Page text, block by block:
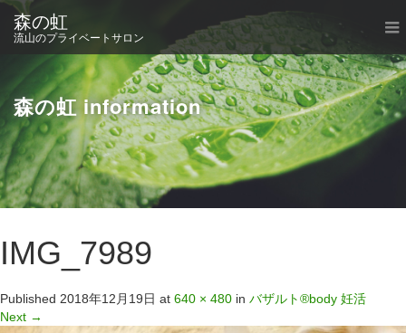
森の虹
流山のプライベートサロン
森の虹 information
IMG_7989
Published 2018年12月19日 at 640 × 480 in バザルト®body 妊活
Next →